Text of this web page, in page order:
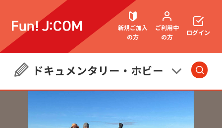
新規ご加入
の方
ご利用中
の方
契約内容確認・変更
ログイン
ドキュメンタリー・ホビー